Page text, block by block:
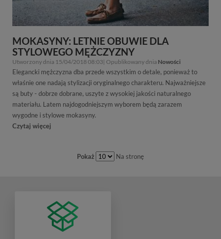
MOKASYNY: LETNIE OBUWIE DLA
STYLOWEGO MĘŻCZYZNY
Utworzony dnia 15/04/2018 08:03| Opublikowany dnia Nowości
Elegancki mężczyzna dba przede wszystkim o detale, ponieważ to
właśnie one nadają stylizacji oryginalnego charakteru. Najważniejsze
są buty - dobrze dobrane, uszyte z wysokiej jakości naturalnego
materiału. Latem najdogodniejszym wyborem będą zarazem
wygodne i stylowe mokasyny.
Czytaj więcej
Pokaż Na stronę